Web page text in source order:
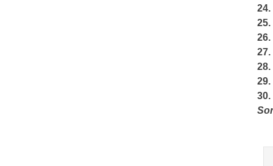
24.
25.
26.
27.
28.
29.
30.